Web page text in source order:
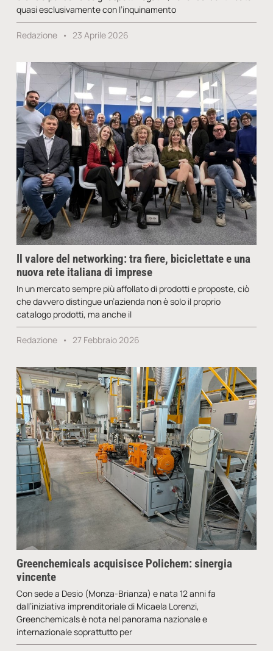
quasi esclusivamente con l’inquinamento
Redazione 23 Aprile 2026
Il valore del networking: tra fiere, biciclettate e una
nuova rete italiana di imprese
In un mercato sempre più affollato di prodotti e proposte, ciò
che davvero distingue un’azienda non è solo il proprio
catalogo prodotti, ma anche il
Redazione 27 Febbraio 2026
Greenchemicals acquisisce Polichem: sinergia
vincente
Con sede a Desio (Monza-Brianza) e nata 12 anni fa
dall’iniziativa imprenditoriale di Micaela Lorenzi,
Greenchemicals è nota nel panorama nazionale e
internazionale soprattutto per